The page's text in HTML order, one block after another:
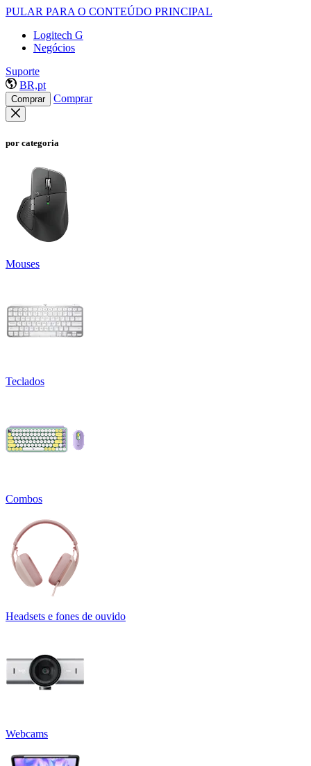
PULAR PARA O CONTEÚDO PRINCIPAL
Logitech G
Negócios
Suporte
BR,pt
Comprar Comprar
por categoria
Mouses
Teclados
Combos
Headsets e fones de ouvido
Webcams